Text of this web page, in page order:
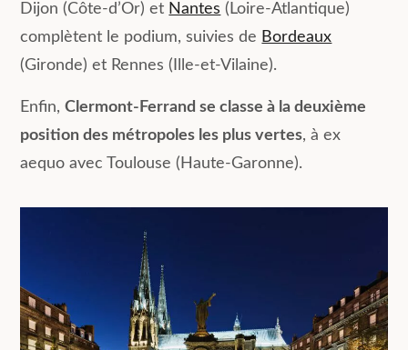
Dijon (Côte-d’Or) et Nantes (Loire-Atlantique)
complètent le podium, suivies de Bordeaux
(Gironde) et Rennes (Ille-et-Vilaine).
Enfin,Clermont-Ferrand se classe à la deuxième
position des métropoles les plus vertes, à ex
aequo avec Toulouse (Haute-Garonne).